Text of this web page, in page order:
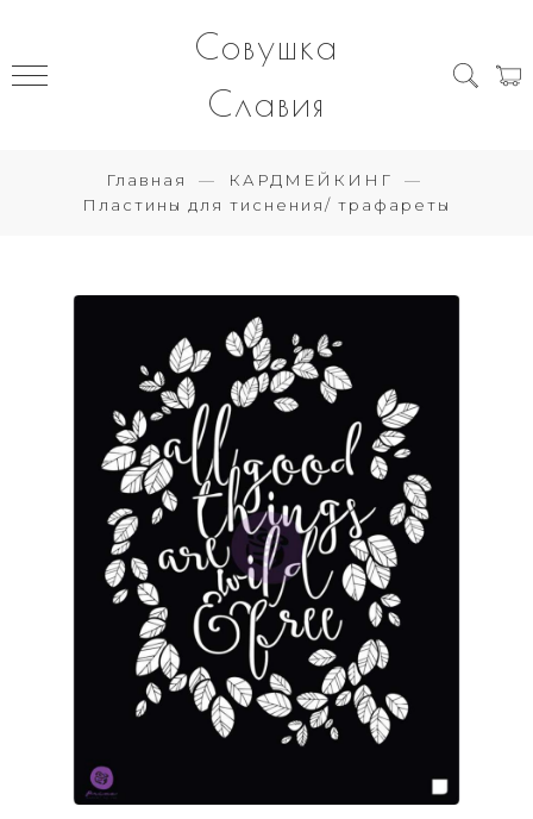
Совушка
Славия
Главная
КАРДМЕЙКИНГ
Пластины для тиснения/ трафареты